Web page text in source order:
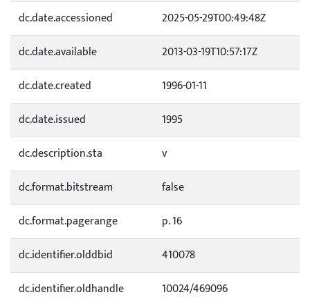
dc.date.accessioned
2025-05-29T00:49:48Z
dc.date.available
2013-03-19T10:57:17Z
dc.date.created
1996-01-11
dc.date.issued
1995
dc.description.sta
v
dc.format.bitstream
false
dc.format.pagerange
p. 16
dc.identifier.olddbid
410078
dc.identifier.oldhandle
10024/469096